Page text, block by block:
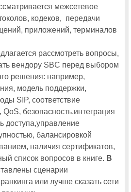
межсетевое
кодеков, передачи
приложений, терминалов
рассмотреть вопросы,
вендору SBC перед выбором
решения: например,
модель поддержки,
SIP, соответствие
безопасность,интеграция
доступа,управление
балансировкой
наличия сертификатов,
список вопросов в книге. В
сценарии
или лучше сказать сети